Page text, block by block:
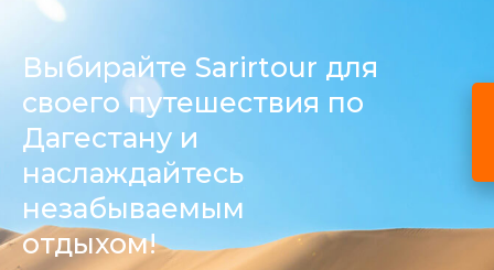
Выбирайте Sarirtour для
своего путешествия по
Дагестану и
наслаждайтесь
незабываемым
отдыхом!